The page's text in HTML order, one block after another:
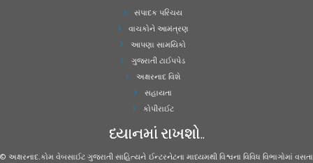
સંપાદક પરિચય
વાચકોને આમંત્રણ
આપણા સામયિકો
ગુજરાતી ટાઈપપેડ
અક્ષરનાદ વિશે
સહાયતા
કોપીરાઈટ
ધ્યાનમાં રાખશો..
© અક્ષરનાદ.કોમ વેબસાઈટ ગુજરાતી સાહિત્યને ઈન્ટરનેટના માધ્યમથી વિશ્વના વિવિધ વિભાગોમાં વસતા